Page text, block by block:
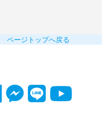
ページトップへ戻る